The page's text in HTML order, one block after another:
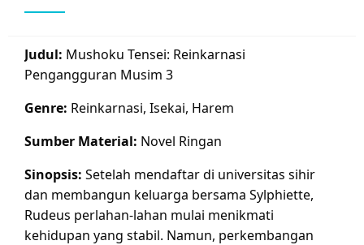
Judul: Mushoku Tensei: Reinkarnasi
Pengangguran Musim 3
Genre: Reinkarnasi, Isekai, Harem
Sumber Material: Novel Ringan
Sinopsis: Setelah mendaftar di universitas sihir
dan membangun keluarga bersama Sylphiette,
Rudeus perlahan-lahan mulai menikmati
kehidupan yang stabil. Namun, perkembangan